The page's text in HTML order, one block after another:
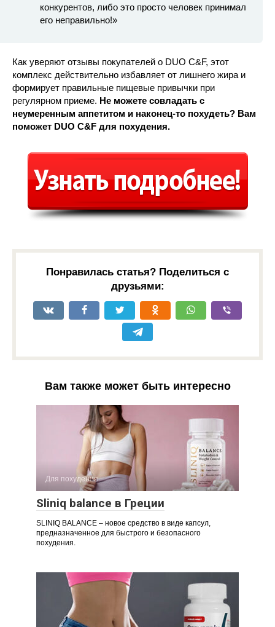
конкурентов, либо это просто человек принимал
его неправильно!»
Как уверяют отзывы покупателей о DUO C&F, этот
комплекс действительно избавляет от лишнего жира и
формирует правильные пищевые привычки при
регулярном приеме. Не можете совладать с
неумеренным аппетитом и наконец-то похудеть? Вам
поможет DUO C&F для похудения.
Понравилась статья? Поделиться с
друзьями:
Вам также может быть интересно
Для похудения
Sliniq balance в Греции
SLINIQ BALANCE – новое средство в виде капсул,
предназначенное для быстрого и безопасного
похудения.